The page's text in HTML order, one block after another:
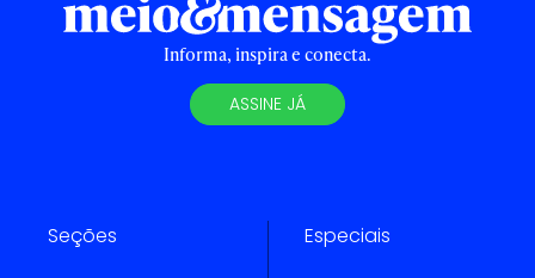
Informa, inspira e conecta.
ASSINE JÁ
Seções Especiais